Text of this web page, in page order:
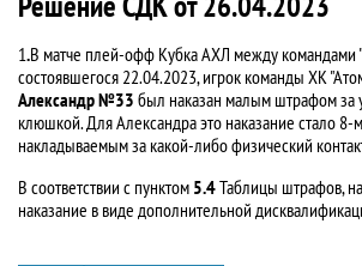
1.В матче плей-офф Кубка АХЛ между командами
состоявшегося 22.04.2023, игрок команды ХК
Александр №33 был наказан малым штрафом за
клюшкой. Для Александра это наказание стало 8-
накладываемым за какой-либо физический
В соответствии с пунктом 5.4Таблицы штрафов,
наказание в виде дополнительной